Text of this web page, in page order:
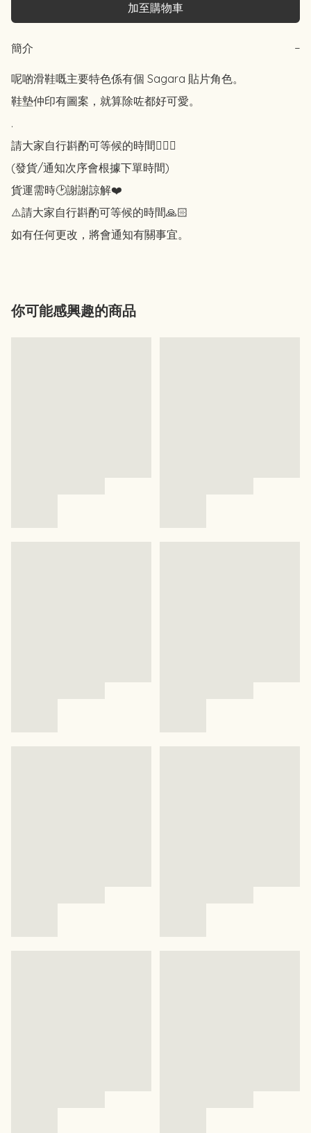
加至購物車
簡介 −
呢啲滑鞋嘅主要特色係有個 Sagara 貼片角色。
鞋墊仲印有圖案，就算除咗都好可愛。
.
請大家自行斟酌可等候的時間🙇🏻‍♀️
(發貨/通知次序會根據下單時間)
貨運需時🕑謝謝諒解❤️
⚠️請大家自行斟酌可等候的時間🙏🏻
如有任何更改，將會通知有關事宜。
你可能感興趣的商品